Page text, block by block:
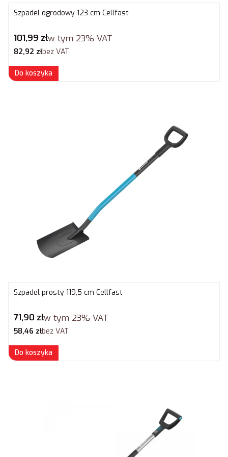
Szpadel ogrodowy 123 cm Cellfast
Cena brutto
101,99 złw tym 23% VAT
Cena netto
82,92 złbez VAT
Do koszyka
Szpadel prosty 119,5 cm Cellfast
Cena brutto
71,90 złw tym 23% VAT
Cena netto
58,46 złbez VAT
Do koszyka